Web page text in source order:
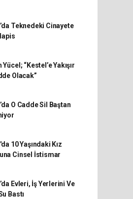
Teknedeki Cinayete
Yücel; “Kestel’e Yakışır
Olacak”
O Cadde Sil Baştan
10 Yaşındaki Kız
Cinsel İstismar
Evleri, İş Yerlerini Ve
Bastı